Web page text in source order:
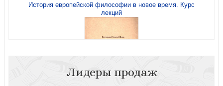
История европейской философии в новое время. Курс
лекций
Лидеры продаж